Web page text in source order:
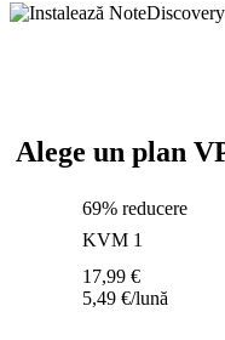
Alege un plan
69% reducere
KVM 1
17,99 €
5,49 €/lună